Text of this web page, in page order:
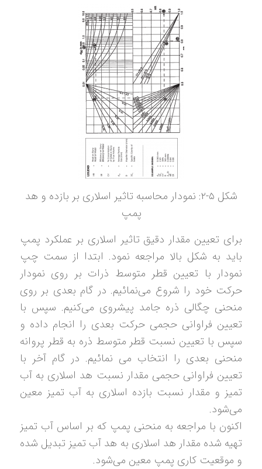
شکل ۵-۲: نمودار محاسبه تاثیر اسلاری بر بازده و هد
پمپ
برای تعیین مقدار دقیق تاثیر اسلاری بر عملکرد پمپ
باید به شکل بالا مراجعه نمود. ابتدا از سمت چپ
نمودار با تعیین قطر متوسط ذرات بر روی نمودار
حرکت خود را شروع می‌نمائیم. در گام بعدی بر روی
منحنی چگالی ذره جامد پیشروی می‌کنیم. سپس با
تعیین فراوانی حجمی حرکت بعدی را انجام داده و
سپس با تعیین نسبت قطر متوسط ذره به قطر پروانه
منحنی بعدی را انتخاب می نمائیم. در گام آخر با
تعیین فراوانی حجمی مقدار نسبت هد اسلاری به آب
تمیز و مقدار نسبت بازده اسلاری به آب تمیز معین
می‌شود.
اکنون با مراجعه به منحنی پمپ که بر اساس آب تمیز
تهیه شده مقدار هد اسلاری به هد آب تمیز تبدیل شده
و موقعیت کاری پمپ معین می‌شود.